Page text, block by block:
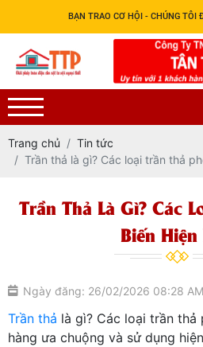
BẠN TRAO CƠ HỘI - CHÚNG TÔI
Trang chủ
Tin tức
Trần thả là gì? Các loại trần thả
Trần Thả Là Gì? Các
Biến
Ngày đăng: 26/02/2026 08:28 AM
Trần thả là gì? Các loại trần
hàng ưa chuộng và sử dụng